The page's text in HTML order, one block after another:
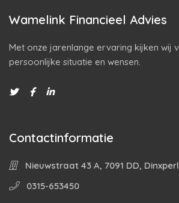
Wamelink Financieel Advies
Met onze jarenlange ervaring kijken wij
persoonlijke situatie en wensen.
Contactinformatie
Nieuwstraat 43 A, 7091 DD,
0315-653450